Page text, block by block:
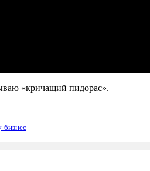
«кричащий пидорас».